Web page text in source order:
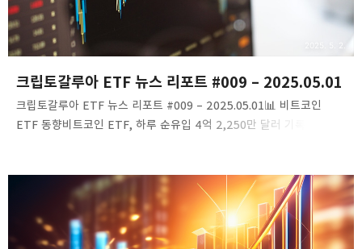
크립토갈루아 ETF 뉴스 리포트 #009 – 2025.05.01
2025. 5. 2.
크립토갈루아 ETF 뉴스 리포트 #009 – 2025.05.01​📊 비트코인
ETF 동향비트코인 ETF, 하루 순유입 4억 2,250만 달러 기록2025년
달러로 가장 큰 비중을 차지했으며, Bitwise의 BITB가 3,840만
달러, Fidelity의 FBTC가 2,950만 달러의 순유입을 보였습니다.
반면, ARK 21Shares의 ARKB는 8,720만 달러의 순유출을
기록했습니다.링크: Blockchain.News게시일시: 2025.05.02​